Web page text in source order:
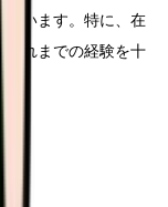
ています。特に、在
これまでの経験を十